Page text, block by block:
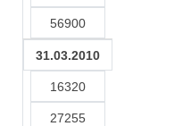
56900
31.03.2010
16320
27255